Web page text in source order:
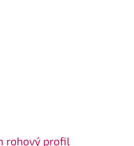
rohový profil